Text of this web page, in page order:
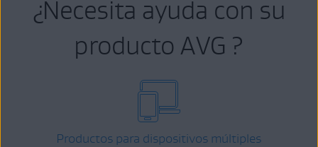
¿Necesita ayuda con su
producto AVG ?
Productos para dispositivos múltiples